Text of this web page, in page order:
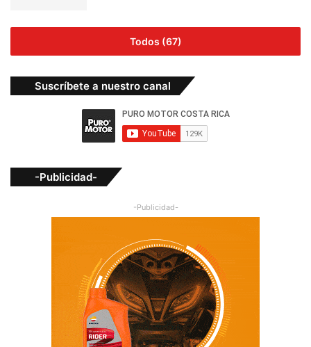
Todos (67)
Suscríbete a nuestro canal
-Publicidad-
-Publicidad-